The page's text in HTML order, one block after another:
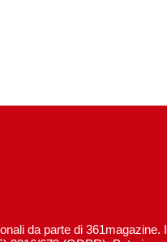
da parte di 361magazine. I